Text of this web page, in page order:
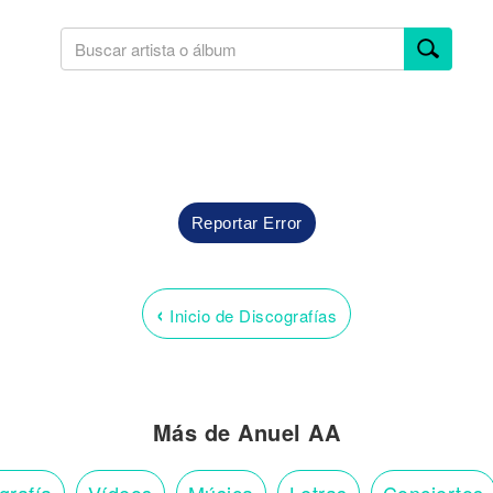
Reportar Error
‹ Inicio de Discografías
Más de Anuel AA